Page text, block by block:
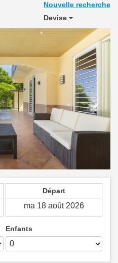
Nouvelle recherche
Devise
Next
Départ
Enfants